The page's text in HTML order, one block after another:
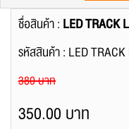
ชื่อสินค้า : LED TRACK
รหัสสินค้า : LED
380 บาท
350.00 บาท